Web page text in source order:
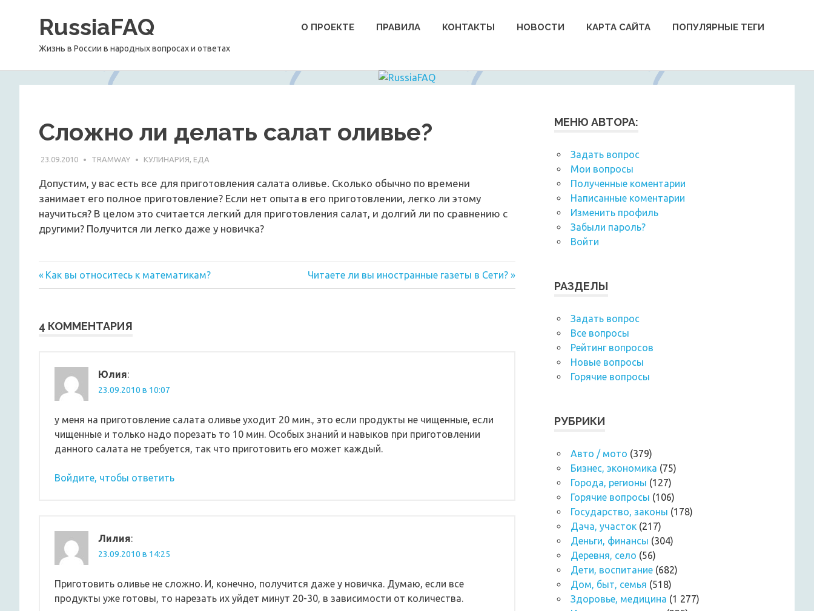
содержимомуRussiaFAQ
Жизнь в России в народных вопросах и ответах
О ПРОЕКТЕ ПРАВИЛА КОНТАКТЫ НОВОСТИ КАРТА САЙТА ПОПУЛЯРНЫЕ ТЕГИ
Сложно ли делать салат оливье?
23.09.2010 TRAMWAY КУЛИНАРИЯ, ЕДА
Допустим, у вас есть все для приготовления салата оливье. Сколько обычно по времени
занимает его полное приготовление? Если нет опыта в его приготовлении, легко ли этому
научиться? В целом это считается легкий для приготовления салат, и долгий ли по сравнению с
другими? Получится ли легко даже у новичка?
Навигация
записям
Предыдущая
запись:
Как вы относитесь к математикам?
Следующая
запись:
Читаете ли вы иностранные газеты в Сети?
4 КОММЕНТАРИЯ
Юлия:
23.09.2010 в 10:07
у меня на приготовление салата оливье уходит 20 мин., это если продукты не чищенные, если
чищенные и только надо порезать то 10 мин. Особых знаний и навыков при приготовлении
данного салата не требуется, так что приготовить его может каждый.
Войдите, чтобы ответить
Лилия:
23.09.2010 в 14:25
Приготовить оливье не сложно. И, конечно, получится даже у новичка. Думаю, если все
продукты уже готовы, то нарезать их уйдет минут 20-30, в зависимости от количества.
МЕНЮ АВТОРА:
Задать вопрос
Мои вопросы
Полученные коментарии
Написанные коментарии
Изменить профиль
Забыли пароль?
Войти
РАЗДЕЛЫ
Задать вопрос
Все вопросы
Рейтинг вопросов
Новые вопросы
Горячие вопросы
РУБРИКИ
Авто / мото (379)
Бизнес, экономика (75)
Города, регионы (127)
Горячие вопросы (106)
Государство, законы (178)
Дача, участок (217)
Деньги, финансы (304)
Деревня, село (56)
Дети, воспитание (682)
Дом, быт, семья (518)
Здоровье, медицина (1 277)